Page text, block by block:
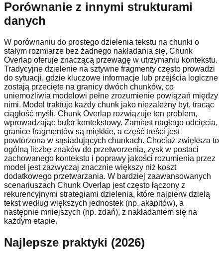
Porównanie z innymi strukturami
danych
W porównaniu do prostego dzielenia tekstu na chunki o
stałym rozmiarze bez żadnego nakładania się, Chunk
Overlap oferuje znaczącą przewagę w utrzymaniu kontekstu.
Tradycyjne dzielenie na sztywne fragmenty często prowadzi
do sytuacji, gdzie kluczowe informacje lub przejścia logiczne
zostają przecięte na granicy dwóch chunków, co
uniemożliwia modelowi pełne zrozumienie powiązań między
nimi. Model traktuje każdy chunk jako niezależny byt, tracąc
ciągłość myśli. Chunk Overlap rozwiązuje ten problem,
wprowadzając bufor kontekstowy. Zamiast nagłego odcięcia,
granice fragmentów są miękkie, a część treści jest
powtórzona w sąsiadujących chunkach. Chociaż zwiększa to
ogólną liczbę znaków do przetworzenia, zysk w postaci
zachowanego kontekstu i poprawy jakości rozumienia przez
model jest zazwyczaj znacznie większy niż koszt
dodatkowego przetwarzania. W bardziej zaawansowanych
scenariuszach Chunk Overlap jest często łączony z
rekurencyjnymi strategiami dzielenia, które najpierw dzielą
tekst według większych jednostek (np. akapitów), a
następnie mniejszych (np. zdań), z nakładaniem się na
każdym etapie.
Najlepsze praktyki (2026)